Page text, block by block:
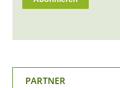
PARTNER